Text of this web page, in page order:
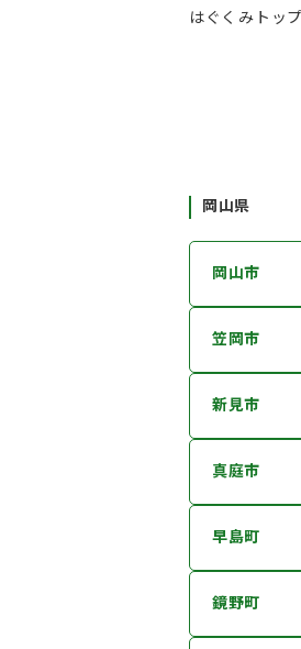
はぐくみトップ
岡山県
岡山市
笠岡市
新見市
真庭市
早島町
鏡野町